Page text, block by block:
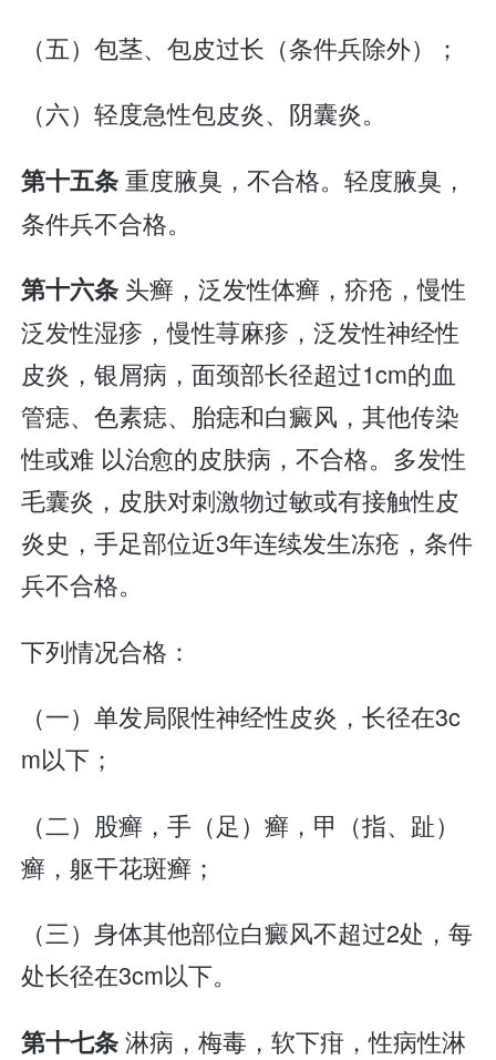
（五）包茎、包皮过长（条件兵除外）；
（六）轻度急性包皮炎、阴囊炎。
第十五条重度腋臭，不合格。轻度腋臭，
条件兵不合格。
第十六条 头癣，泛发性体癣，疥疮，慢性
泛发性湿疹，慢性荨麻疹，泛发性神经性
皮炎，银屑病，面颈部长径超过1cm的血
管痣、色素痣、胎痣和白癜风，其他传染
性或难 以治愈的皮肤病，不合格。多发性
毛囊炎，皮肤对刺激物过敏或有接触性皮
炎史，手足部位近3年连续发生冻疮，条件
兵不合格。
下列情况合格：
（一）单发局限性神经性皮炎，长径在3c
m以下；
（二）股癣，手（足）癣，甲（指、趾）
癣，躯干花斑癣；
（三）身体其他部位白癜风不超过2处，每
处长径在3cm以下。
第十七条淋病，梅毒，软下疳，性病性淋